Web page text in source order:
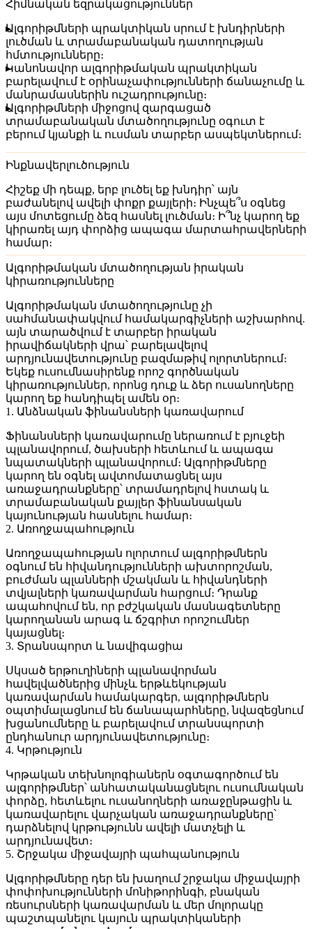
Հիմնական եզրակացություններ
Ալգորիթմների պրակտիկան սրում է խնդիրների
լուծման և տրամաբանական դատողության
հմտությունները։
Կանոնավոր ալգորիթմական պրակտիկան
բարելավում է օրինաչափությունների ճանաչումը և
մանրամասներին ուշադրությունը։
Ալգորիթմների միջոցով զարգացած
տրամաբանական մտածողությունը օգուտ է
բերում կյանքի և ուսման տարբեր ասպեկտներում։
Ինքնավերլուծություն
Հիշեք մի դեպք, երբ լուծել եք խնդիր՝ այն
բաժանելով ավելի փոքր քայլերի։ Ինչպե՞ս օգնեց
այս մոտեցումը ձեզ հասնել լուծման։ Ի՞նչ կարող եք
կիրառել այդ փորձից ապագա մարտահրավերների
համար։
Ալգորիթմական մտածողության իրական
կիրառությունները
Ալգորիթմական մտածողությունը չի
սահմանափակվում համակարգիչների աշխարհով.
այն տարածվում է տարբեր իրական
իրավիճակների վրա՝ բարելավելով
արդյունավետությունը բազմաթիվ ոլորտներում։
Եկեք ուսումնասիրենք որոշ գործնական
կիրառություններ, որոնց դուք և ձեր ուսանողները
կարող եք հանդիպել ամեն օր։
1. Անձնական ֆինանսների կառավարում
Ֆինանսների կառավարումը ներառում է բյուջեի
պլանավորում, ծախսերի հետևում և ապագա
նպատակների պլանավորում։ Ալգորիթմները
կարող են օգնել ավտոմատացնել այս
առաջադրանքները՝ տրամադրելով հստակ և
տրամաբանական քայլեր ֆինանսական
կայունության հասնելու համար։
2. Առողջապահություն
Առողջապահության ոլորտում ալգորիթմներն
օգնում են հիվանդությունների ախտորոշման,
բուժման պլանների մշակման և հիվանդների
տվյալների կառավարման հարցում։ Դրանք
ապահովում են, որ բժշկական մասնագետները
կարողանան արագ և ճշգրիտ որոշումներ
կայացնել։
3. Տրանսպորտ և նավիգացիա
Սկսած երթուղիների պլանավորման
հավելվածներից մինչև երթևեկության
կառավարման համակարգեր, ալգորիթմներն
օպտիմալացնում են ճանապարհները, նվազեցնում
խցանումները և բարելավում տրանսպորտի
ընդհանուր արդյունավետությունը։
4. Կրթություն
Կրթական տեխնոլոգիաներն օգտագործում են
ալգորիթմներ՝ անհատականացնելու ուսումնական
փորձը, հետևելու ուսանողների առաջընթացին և
կառավարելու վարչական առաջադրանքները՝
դարձնելով կրթությունն ավելի մատչելի և
արդյունավետ։
5. Շրջակա միջավայրի պահպանություն
Ալգորիթմները դեր են խաղում շրջակա միջավայրի
փոփոխությունների մոնիթորինգի, բնական
ռեսուրսների կառավարման և մեր մոլորակը
պաշտպանելու կայուն պրակտիկաների